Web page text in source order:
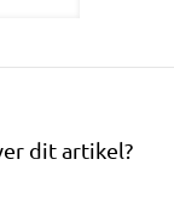
dit artikel?